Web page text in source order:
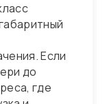
Если
до
где